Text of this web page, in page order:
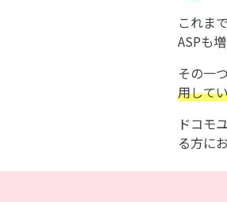
これま
ASPも
その一
用して
ドコモ
る方に